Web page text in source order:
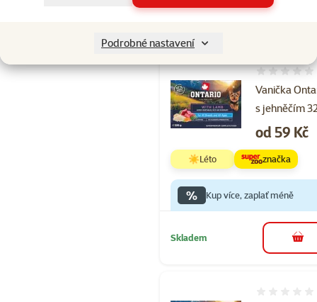
Podrobné nastavení
Vanička
s jehněčím
Hodnocení
Cena
od 59 Kč
☀️Léto značka
% Kup více, zaplať méně
Skladem do